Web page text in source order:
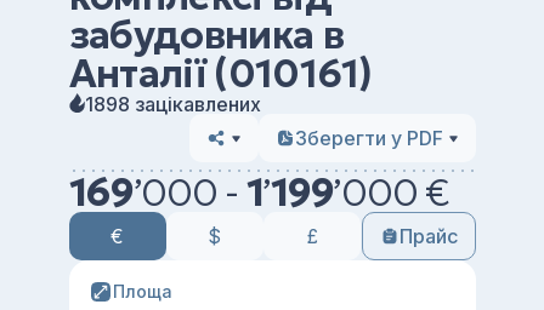
забудовника в
Анталії (010161)
1898 зацікавлених
Зберегти у PDF
169’000 - 1’199’000 €
€ $ £ Прайс
Площа